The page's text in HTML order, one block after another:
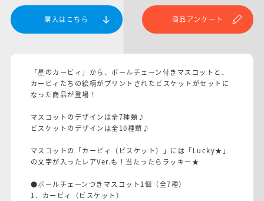
購入はこちら 商品アンケート
「星のカービィ」から、ボールチェーン付きマスコットと、
カービィたちの絵柄がプリントされたビスケットがセットに
なった商品が登場！
マスコットのデザインは全7種類♪
ビスケットのデザインは全10種類♪
マスコットの「カービィ（ビスケット）」には「Lucky★」
の文字が入ったレアVer.も！当たったらラッキー★
●ボールチェーンつきマスコット1個（全7種）
1．カービィ（ビスケット）